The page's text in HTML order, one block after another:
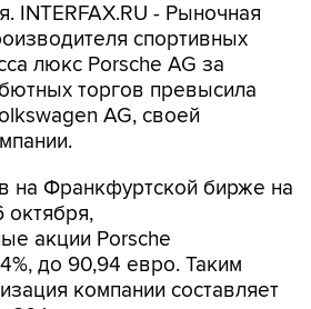
INTERFAX.RU - Рыночная
спортивных
люкс Porsche AG за
торгов превысила
AG, своей
на Франкфуртской бирже на
октября,
акции Porsche
до 90,94 евро. Таким
компании составляет